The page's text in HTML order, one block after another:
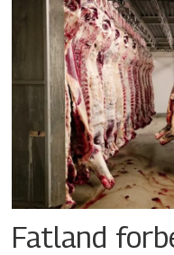
Fatland